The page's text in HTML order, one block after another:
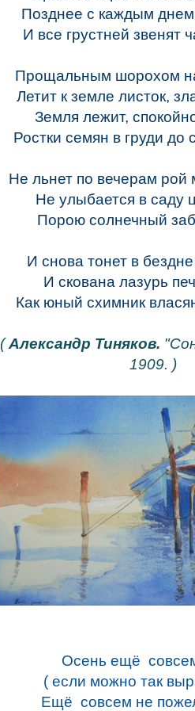
Позднее с каждым днем
И все грустней звенят
Прощальным шорохом
Летит к земле листок,
Земля лежит,
Ростки семян в груди до
Не льнет по вечерам рой
Не улыбается в саду
Порою солнечный
И снова тонет в
И скована лазурь
Как юный схимник
(Александр Тиняков.
1909. )
Осень ещё
( если можно так
Ещё совсем не